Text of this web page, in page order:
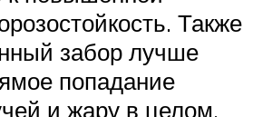
Также
забор лучше
попадание
и жару в целом,